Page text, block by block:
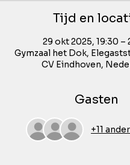
Tijd en
29 okt 2025, 19:30 –
Gymzaal het Dok,
CV Eindhoven,
Gasten
+11